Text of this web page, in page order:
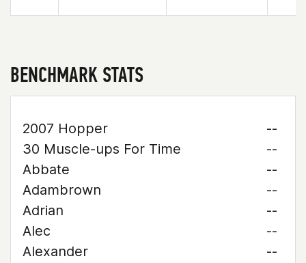
BENCHMARK STATS
2007 Hopper
--
30 Muscle-ups For Time
--
Abbate
--
Adambrown
--
Adrian
--
Alec
--
Alexander
--